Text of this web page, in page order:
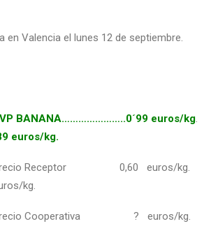
en Valencia el lunes 12 de septiembre.
BANANA…………………..0´99 euros/kg
euros/kg.
Receptor 0,60 euros/kg.
kg.
Cooperativa ? euros/kg.